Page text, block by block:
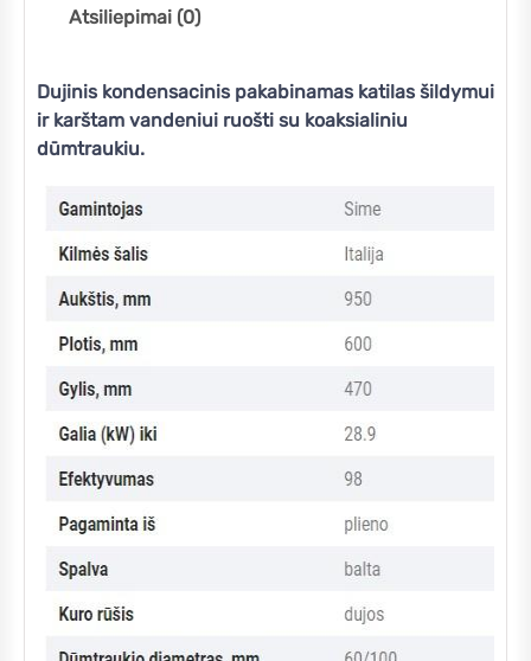
Atsiliepimai (0)
Dujinis kondensacinis pakabinamas katilas šildymui
ir karštam vandeniui ruošti su koaksialiniu
dūmtraukiu.